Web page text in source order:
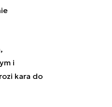
i
kara do